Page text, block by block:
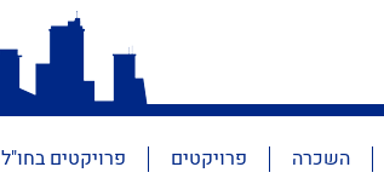
השכרה פרויקטים פרויקטים בחו"ל